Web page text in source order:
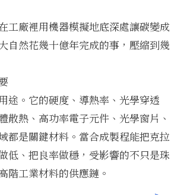
工廠裡用機器模擬地底深處讓碳變成
自然花幾十億年完成的事，壓縮到幾
途。它的硬度、導熱率、光學穿透
散熱、高功率電子元件、光學窗片、
都是關鍵材料。當合成製程能把克拉
低、把良率做穩，受影響的不只是珠
階工業材料的供應鏈。